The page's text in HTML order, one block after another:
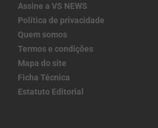
Assine a VS NEWS
Política de privacidade
Quem somos
Termos e condições
Mapa do site
Ficha Técnica
Estatuto Editorial